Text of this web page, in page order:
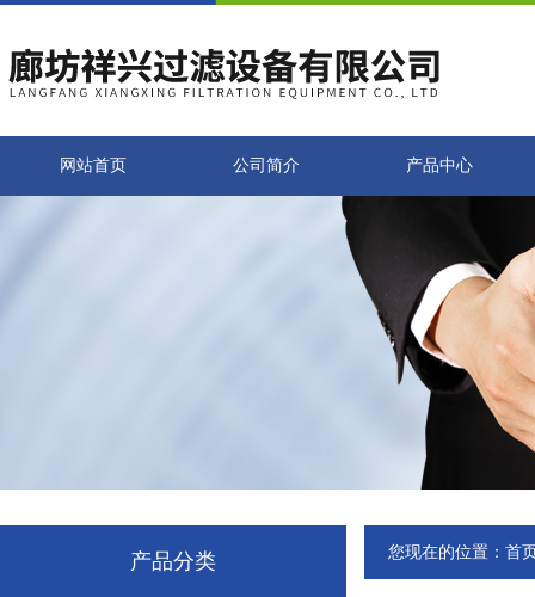
网站首页 公司简介 产品中心
产品分类 您现在的位置： 首